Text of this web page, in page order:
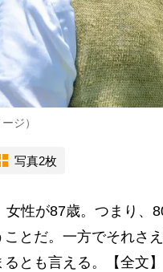
ジ）
写真2枚
性が87歳。つまり、
とだ。一方でそれさ
とも言える。【全文】